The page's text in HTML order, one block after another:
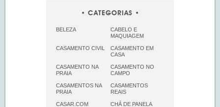
CATEGORIAS
BELEZA
CABELO E
MAQUIAGEM
CASAMENTO CIVIL
CASAMENTO EM
CASA
CASAMENTO NA
PRAIA
CASAMENTO NO
CAMPO
CASAMENTOS NA
PRAIA
CASAMENTOS
REAIS
CASAR.COM CHÁ DE PANELA